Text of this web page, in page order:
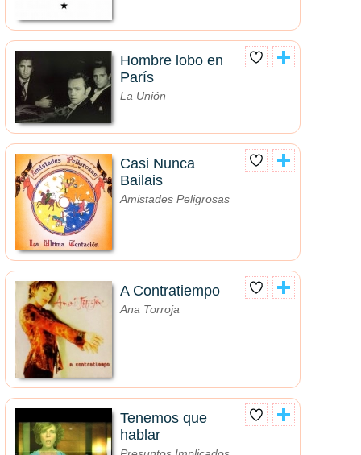
Hombre lobo en
París
La Unión
Casi Nunca
Bailais
Amistades Peligrosas
A Contratiempo
Ana Torroja
Tenemos que
hablar